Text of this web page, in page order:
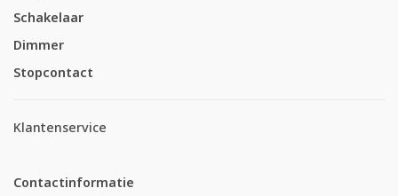
Schakelaar
Dimmer
Stopcontact
Klantenservice
Contactinformatie